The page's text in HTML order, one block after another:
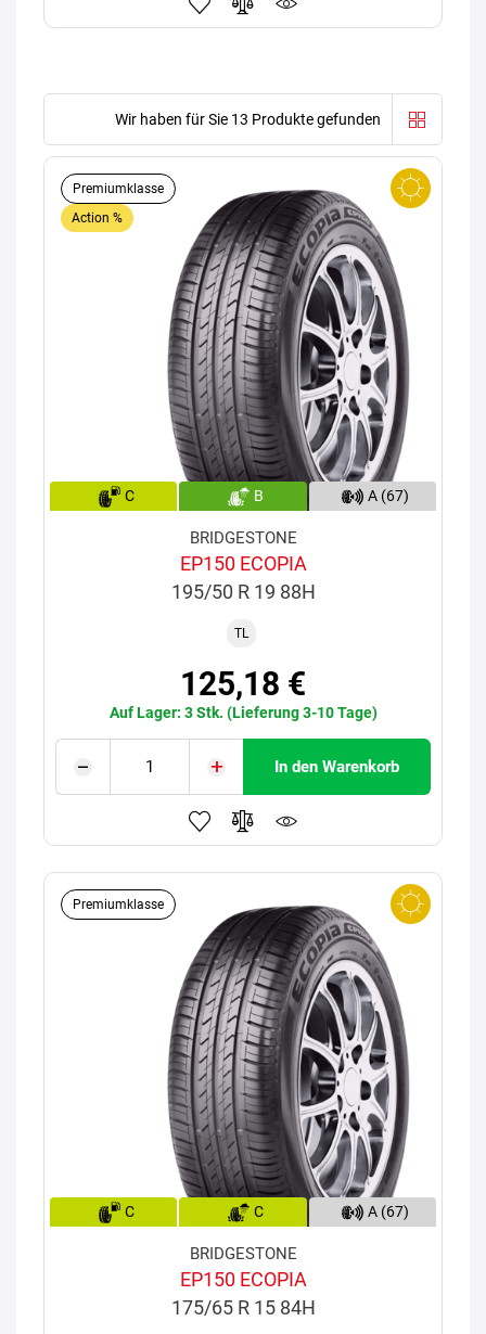
Wir haben für Sie 13 Produkte gefunden
Premiumklasse
Action %
C B A (67)
BRIDGESTONE
EP150 ECOPIA
195/50 R 19 88H
TL
125,18 €
Auf Lager: 3 Stk. (Lieferung 3-10 Tage)
In den Warenkorb
Premiumklasse
C C A (67)
BRIDGESTONE
EP150 ECOPIA
175/65 R 15 84H